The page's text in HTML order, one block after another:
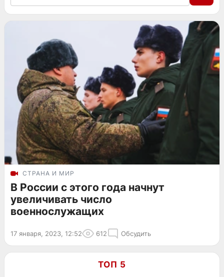
СТРАНА И МИР
В России с этого года начнут
увеличивать число
военнослужащих
17 января, 2023, 12:52 612 Обсудить
ТОП 5